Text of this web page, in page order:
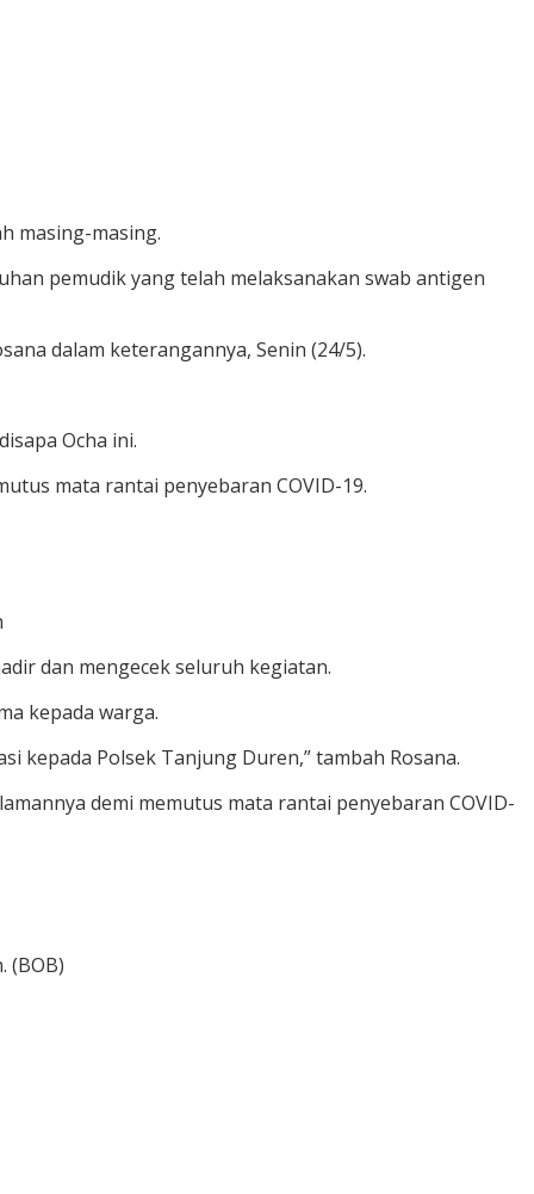
masing-masing.
pemudik yang telah melaksanakan swab antigen
dalam keterangannya, Senin (24/5).
Ocha ini.
mata rantai penyebaran COVID-19.
dan mengecek seluruh kegiatan.
kepada warga.
kepada Polsek Tanjung Duren,” tambah Rosana.
demi memutus mata rantai penyebaran COVID-
(BOB)